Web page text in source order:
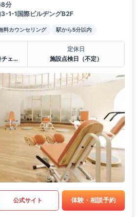
8分
1-1国際ビルヂングB2F
料カウンセリング 駅から5分以内
平日 10:00〜21:00(最終チェックイン20:30)
定休日
施設点検日（不定）
公式サイト 体験・相談予約